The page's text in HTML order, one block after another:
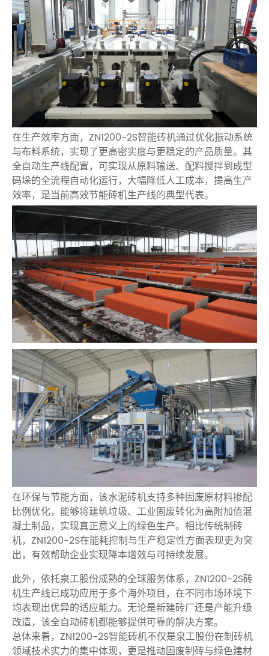
在生产效率方面，ZN1200-2S智能砖机通过优化振动系统
与布料系统，实现了更高密实度与更稳定的产品质量。其
全自动生产线配置，可实现从原料输送、配料搅拌到成型
码垛的全流程自动化运行，大幅降低人工成本，提高生产
效率，是当前高效节能砖机生产线的典型代表。
在环保与节能方面，该水泥砖机支持多种固废原材料掺配
比例优化，能够将建筑垃圾、工业固废转化为高附加值混
凝土制品，实现真正意义上的绿色生产。相比传统制砖
机，ZN1200-2S在能耗控制与生产稳定性方面表现更为突
出，有效帮助企业实现降本增效与可持续发展。
此外，依托泉工股份成熟的全球服务体系，ZN1200-2S砖
机生产线已成功应用于多个海外项目，在不同市场环境下
均表现出优异的适应能力。无论是新建砖厂还是产能升级
改造，该全自动砖机都能够提供可靠的解决方案。
总体来看，ZN1200-2S智能砖机不仅是泉工股份在制砖机
领域技术实力的集中体现，更是推动固废制砖与绿色建材